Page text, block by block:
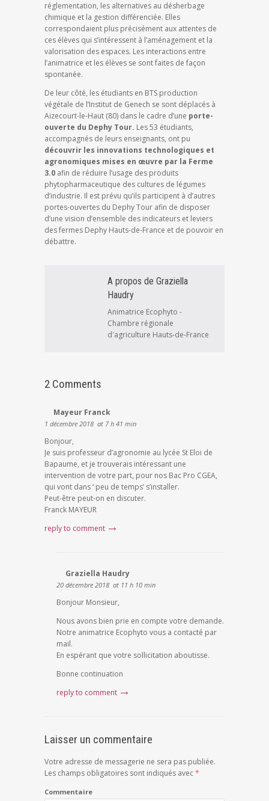
réglementation, les alternatives au désherbage
chimique et la gestion différenciée. Elles
correspondaient plus précisément aux attentes de
ces élèves qui s’intéressent à l’aménagement et la
valorisation des espaces. Les interactions entre
l’animatrice et les élèves se sont faites de façon
spontanée.
De leur côté, les étudiants en BTS production
végétale de l’Institut de Genech se sont déplacés à
Aizecourt-le-Haut (80) dans le cadre d’une porte-
ouverte du Dephy Tour. Les 53 étudiants,
accompagnés de leurs enseignants, ont pu
découvrir les innovations technologiques et
agronomiques mises en œuvre par la Ferme
3.0 afin de réduire l’usage des produits
phytopharmaceutique des cultures de légumes
d’industrie. Il est prévu qu’ils participent à d’autres
portes-ouvertes du Dephy Tour afin de disposer
d’une vision d’ensemble des indicateurs et leviers
des fermes Dephy Hauts-de-France et de pouvoir en
débattre.
A propos de Graziella
Haudry
Animatrice Ecophyto -
Chambre régionale
d'agriculture Hauts-de-France
2 Comments
Mayeur Franck
1 décembre 2018 at 7 h 41 min
Bonjour,
Je suis professeur d’agronomie au lycée St Eloi de
Bapaume, et je trouverais intéressant une
intervention de votre part, pour nos Bac Pro CGEA,
qui vont dans ‘ peu de temps’ s’installer.
Peut-être peut-on en discuter.
Franck MAYEUR
reply to comment
Graziella Haudry
20 décembre 2018 at 11 h 10 min
Bonjour Monsieur,
Nous avons bien prie en compte votre demande.
Notre animatrice Ecophyto vous a contacté par
mail.
En espérant que votre sollicitation aboutisse.
Bonne continuation
reply to comment
Laisser un commentaire
Votre adresse de messagerie ne sera pas publiée.
Les champs obligatoires sont indiqués avec*
Commentaire